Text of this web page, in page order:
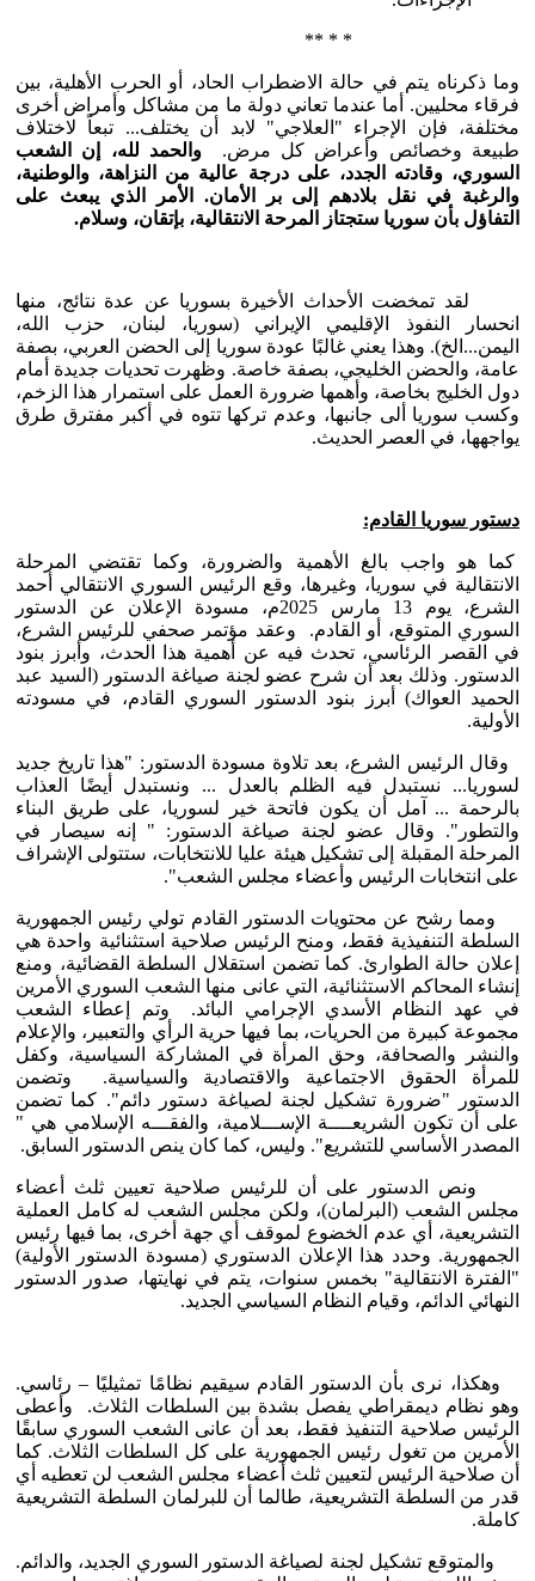
* * **
وما ذكرناه يتم في حالة الاضطراب الحاد، أو الحرب الأهلية، بين
فرقاء محليين. أما عندما تعاني دولة ما من مشاكل وأمراض أخرى
مختلفة، فإن الإجراء "العلاجي" لابد أن يختلف... تبعاً لاختلاف
طبيعة وخصائص وأعراض كل مرض. والحمد لله، إن الشعب
السوري، وقادته الجدد، على درجة عالية من النزاهة، والوطنية،
والرغبة في نقل بلادهم إلى بر الأمان. الأمر الذي يبعث على
التفاؤل بأن سوريا ستجتاز المرحة الانتقالية، بإتقان، وسلام.
لقد تمخضت الأحداث الأخيرة بسوريا عن عدة نتائج، منها
انحسار النفوذ الإقليمي الإيراني (سوريا، لبنان، حزب الله،
اليمن...الخ). وهذا يعني غالبًا عودة سوريا إلى الحضن العربي، بصفة
عامة، والحضن الخليجي، بصفة خاصة. وظهرت تحديات جديدة أمام
دول الخليج بخاصة، وأهمها ضرورة العمل على استمرار هذا الزخم،
وكسب سوريا ألى جانبها، وعدم تركها تتوه في أكبر مفترق طرق
يواجهها، في العصر الحديث.
دستور سوريا القادم:
كما هو واجب بالغ الأهمية والضرورة، وكما تقتضي المرحلة
الانتقالية في سوريا، وغيرها، وقع الرئيس السوري الانتقالي أحمد
الشرع، يوم 13 مارس 2025م، مسودة الإعلان عن الدستور
السوري المتوقع، أو القادم. وعقد مؤتمر صحفي للرئيس الشرع،
في القصر الرئاسي، تحدث فيه عن أهمية هذا الحدث، وأبرز بنود
الدستور. وذلك بعد أن شرح عضو لجنة صياغة الدستور (السيد عبد
الحميد العواك) أبرز بنود الدستور السوري القادم، في مسودته
الأولية.
وقال الرئيس الشرع، بعد تلاوة مسودة الدستور: "هذا تاريخ جديد
لسوريا... نستبدل فيه الظلم بالعدل ... ونستبدل أيضًا العذاب
بالرحمة ... آمل أن يكون فاتحة خير لسوريا، على طريق البناء
والتطور". وقال عضو لجنة صياغة الدستور: " إنه سيصار في
المرحلة المقبلة إلى تشكيل هيئة عليا للانتخابات، ستتولى الإشراف
على انتخابات الرئيس وأعضاء مجلس الشعب".
ومما رشح عن محتويات الدستور القادم تولي رئيس الجمهورية
السلطة التنفيذية فقط، ومنح الرئيس صلاحية استثنائية واحدة هي
إعلان حالة الطوارئ. كما تضمن استقلال السلطة القضائية، ومنع
إنشاء المحاكم الاستثنائية، التي عانى منها الشعب السوري الأمرين
في عهد النظام الأسدي الإجرامي البائد. وتم إعطاء الشعب
مجموعة كبيرة من الحريات، بما فيها حرية الرأي والتعبير، والإعلام
والنشر والصحافة، وحق المرأة في المشاركة السياسية، وكفل
للمرأة الحقوق الاجتماعية والاقتصادية والسياسية. وتضمن
الدستور "ضرورة تشكيل لجنة لصياغة دستور دائم". كما تضمن
على أن تكون الشريعــــة الإســـلامية، والفقـــه الإسلامي هي "
المصدر الأساسي للتشريع". وليس، كما كان ينص الدستور السابق.
ونص الدستور على أن للرئيس صلاحية تعيين ثلث أعضاء
مجلس الشعب (البرلمان)، ولكن مجلس الشعب له كامل العملية
التشريعية، أي عدم الخضوع لموقف أي جهة أخرى، بما فيها رئيس
الجمهورية. وحدد هذا الإعلان الدستوري (مسودة الدستور الأولية)
"الفترة الانتقالية" بخمس سنوات، يتم في نهايتها، صدور الدستور
النهائي الدائم، وقيام النظام السياسي الجديد.
وهكذا، نرى بأن الدستور القادم سيقيم نظامًا تمثيليًا – رئاسي.
وهو نظام ديمقراطي يفصل بشدة بين السلطات الثلاث. وأعطى
الرئيس صلاحية التنفيذ فقط، بعد أن عانى الشعب السوري سابقًا
الأمرين من تغول رئيس الجمهورية على كل السلطات الثلاث. كما
أن صلاحية الرئيس لتعيين ثلث أعضاء مجلس الشعب لن تعطيه أي
قدر من السلطة التشريعية، طالما أن للبرلمان السلطة التشريعية
كاملة.
والمتوقع تشكيل لجنة لصياغة الدستور السوري الجديد، والدائم.